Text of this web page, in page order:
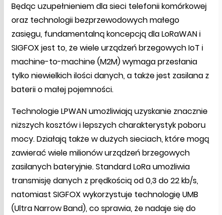
Będąc uzupełnieniem dla sieci telefonii komórkowej
oraz technologii bezprzewodowych małego
zasięgu, fundamentalną koncepcją dla LoRaWAN i
SIGFOX jest to, że wiele urządzeń brzegowych IoT i
machine-to-machine (M2M) wymaga przesłania
tylko niewielkich ilości danych, a także jest zasilana z
baterii o małej pojemności.
Technologie LPWAN umożliwiają uzyskanie znacznie
niższych kosztów i lepszych charakterystyk poboru
mocy. Działają także w dużych sieciach, które mogą
zawierać wiele milionów urządzeń brzegowych
zasilanych bateryjnie. Standard LoRa umożliwia
transmisję danych z prędkością od 0,3 do 22 kb/s,
natomiast SIGFOX wykorzystuje technologię UMB
(Ultra Narrow Band), co sprawia, że nadaje się do